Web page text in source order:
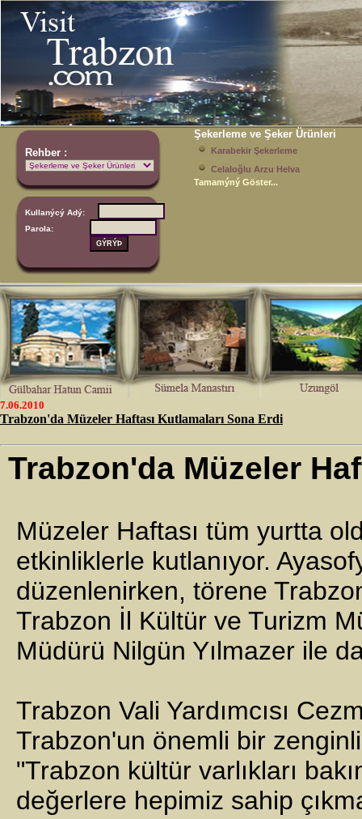
Rehber :
Şekerleme ve Şeker Ürünleri
Karabekir Şekerleme
Celaloğlu Arzu Helva
Tamamýný Göster...
Kullanýcý Adý:
Parola:
7.06.2010
Trabzon'da Müzeler Haftası Kutlamaları Sona Erdi
Trabzon'da Müzeler
Müzeler Haftası tüm yurtta
etkinliklerle kutlanıyor.
düzenlenirken, törene
Trabzon İl Kültür ve Turizm
Müdürü Nilgün Yılmazer ile
Trabzon Vali Yardımcısı
Trabzon'un önemli bir
"Trabzon kültür varlıkları
değerlere hepimiz sahip